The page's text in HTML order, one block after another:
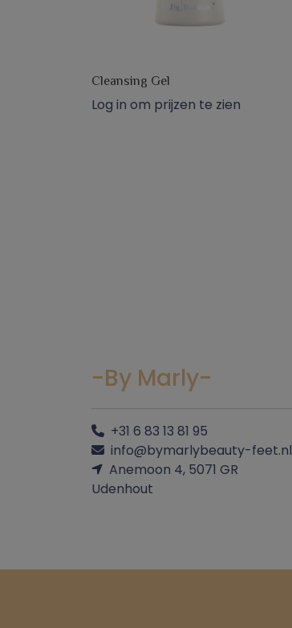
Cleansing Gel
Log in om prijzen te zien
-By Marly-
+31 6 83 13 81 95
info@bymarlybeauty-feet.nl
Anemoon 4, 5071 GR
Udenhout